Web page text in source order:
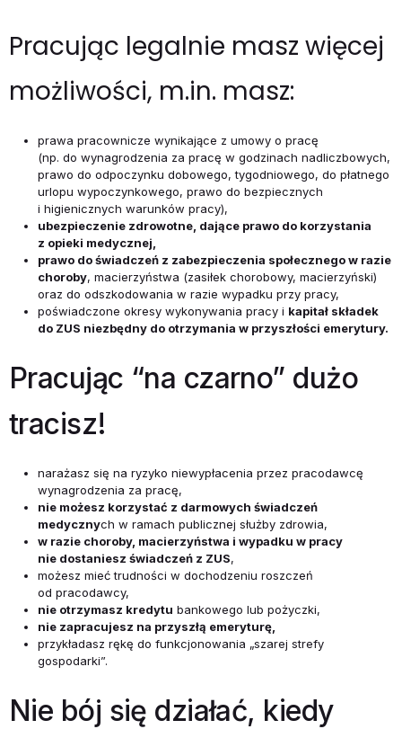
Pracując legalnie masz więcej
możliwości, m.in. masz:
prawa pracownicze wynikające z umowy o pracę
(np. do wynagrodzenia za pracę w godzinach nadliczbowych,
prawo do odpoczynku dobowego, tygodniowego, do płatnego
urlopu wypoczynkowego, prawo do bezpiecznych
i higienicznych warunków pracy),
ubezpieczenie zdrowotne, dające prawo do korzystania
z opieki me­dycznej,
prawo do świadczeń z zabezpieczenia społecznego w razie
choroby, macierzyństwa (zasiłek chorobowy, macierzyński)
oraz do odszkodo­wania w razie wypadku przy pracy,
poświadczone okresy wykonywania pracy i kapitał składek
do ZUS niezbędny do otrzy­mania w przyszłości emerytury.
Pracując “na czarno” dużo
tracisz!
narażasz się na ryzyko niewypłacenia przez pracodawcę
wynagro­dzenia za pracę,
nie możesz korzystać z darmowych świadczeń
medycznych w ra­mach publicznej służby zdrowia,
w razie choroby, macierzyństwa i wypadku w pracy
nie dostaniesz świadczeń z ZUS,
możesz mieć trudności w dochodzeniu roszczeń
od pracodawcy,
nie otrzymasz kredytu bankowego lub pożyczki,
nie zapracujesz na przyszłą emeryturę,
przykładasz rękę do funkcjonowania „szarej strefy
gospodarki”.
Nie bój się działać, kiedy